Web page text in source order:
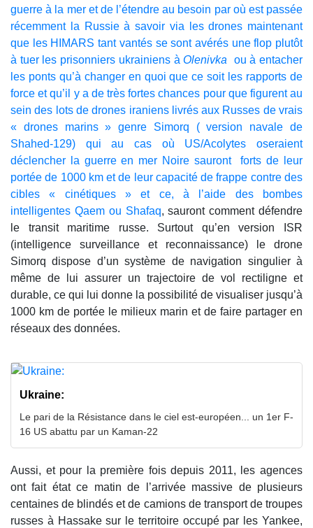
guerre à la mer et de l’étendre au besoin par où est passée
récemment la Russie à savoir via les drones maintenant
que les HIMARS tant vantés se sont avérés une flop plutôt
à tuer les prisonniers ukrainiens àOlenivka ou à entacher
les ponts qu’à changer en quoi que ce soit les rapports de
force et qu’il y a de très fortes chances pour que figurent au
sein des lots de drones iraniens livrés aux Russes de vrais
« drones marins » genre Simorq ( version navale de
Shahed-129) qui au cas où US/Acolytes oseraient
déclencher la guerre en mer Noire sauront forts de leur
portée de 1000 km et de leur capacité de frappe contre des
cibles « cinétiques » et ce, à l’aide des bombes
intelligentes Qaem ou Shafaq, sauront comment défendre
le transit maritime russe. Surtout qu’en version ISR
(intelligence surveillance et reconnaissance) le drone
Simorq dispose d’un système de navigation singulier à
même de lui assurer un trajectoire de vol rectiligne et
durable, ce qui lui donne la possibilité de visualiser jusqu’à
1000 km de portée le milieux marin et de faire partager en
réseaux des données.
Ukraine:
Le pari de la Résistance dans le ciel est-européen... un 1er F-
16 US abattu par un Kaman-22
Aussi, et pour la première fois depuis 2011, les agences
ont fait état ce matin de l’arrivée massive de plusieurs
centaines de blindés et de camions de transport de troupes
russes à Hassake sur le territoire occupé par les Yankee,